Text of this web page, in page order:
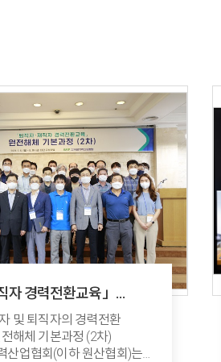
자 경력전환교육」
과정 (2차) 시행
및 퇴직자의 경력전환
해체 기본과정 (2차)
산업협회(이하 원산협회)는